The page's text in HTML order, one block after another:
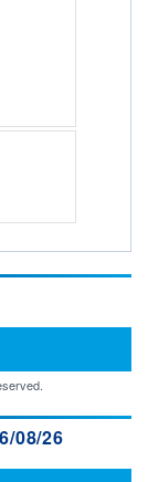
08/26